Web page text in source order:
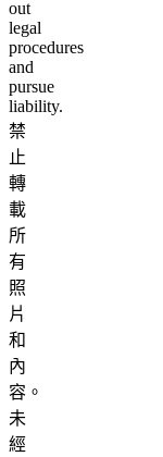
out
legal
procedures
and
pursue
liability.
禁
止
轉
載
所
有
照
片
和
內
容。
未
經